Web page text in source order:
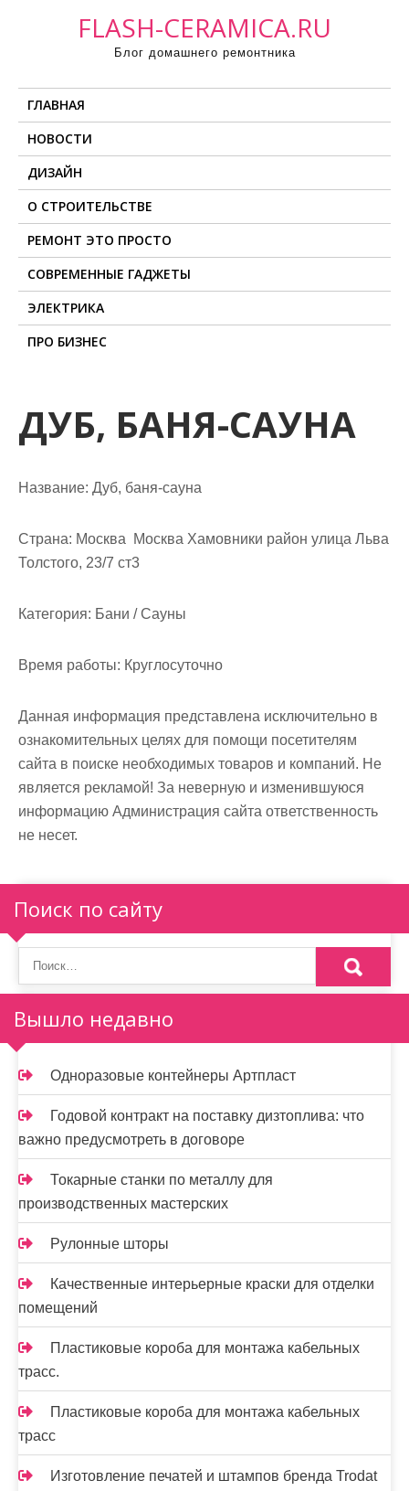
FLASH-CERAMICA.RU
Блог домашнего ремонтника
ГЛАВНАЯ
НОВОСТИ
ДИЗАЙН
О СТРОИТЕЛЬСТВЕ
РЕМОНТ ЭТО ПРОСТО
СОВРЕМЕННЫЕ ГАДЖЕТЫ
ЭЛЕКТРИКА
ПРО БИЗНЕС
ДУБ, БАНЯ-САУНА
Название: Дуб, баня-сауна
Страна: Москва Москва Хамовники район улица Льва
Толстого, 23/7 ст3
Категория: Бани / Сауны
Время работы: Круглосуточно
Данная информация представлена исключительно в
ознакомительных целях для помощи посетителям
сайта в поиске необходимых товаров и компаний. Не
является рекламой! За неверную и изменившуюся
информацию Администрация сайта ответственность
не несет.
Поиск по сайту
Вышло недавно
Одноразовые контейнеры Артпласт
Годовой контракт на поставку дизтоплива: что
важно предусмотреть в договоре
Токарные станки по металлу для
производственных мастерских
Рулонные шторы
Качественные интерьерные краски для отделки
помещений
Пластиковые короба для монтажа кабельных
трасс.
Пластиковые короба для монтажа кабельных
трасс
Изготовление печатей и штампов бренда Trodat